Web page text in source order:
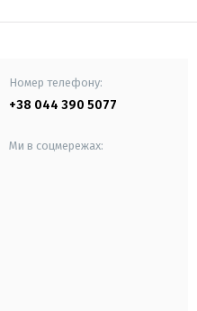
Номер телефону:
+38 044 390 5077
Ми в соцмережах: